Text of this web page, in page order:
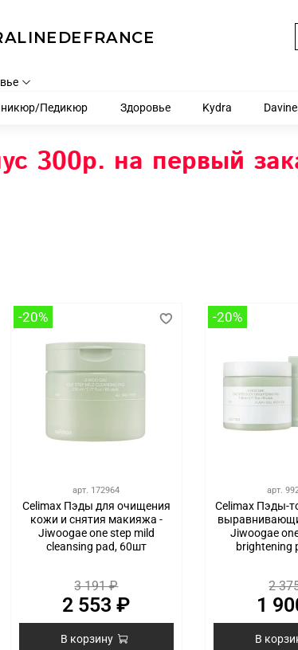
Педикюр Здоровье Kydra
300р. на первый
-20%
арт. 172964
Celimax Пэды для очищения
кожи и снятия макияжа -
Jiwoogae one step mild
cleansing pad, 60шт
3 191 ₽
2 553 ₽
В корзину
-20%
арт.
Celimax Пэды-
Jiwoogae
brightening
2
1
В